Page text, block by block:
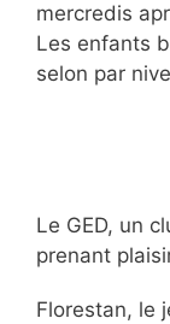
mercredis
Les enfants
selon par
Le GED, un
prenant
Florestan, le